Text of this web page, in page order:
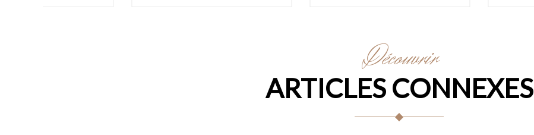
Découvrir
ARTICLES CONNEXES